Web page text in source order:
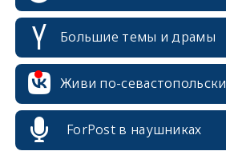
Большие темы и драмы
Живи по-севастопольски
ForPost в наушниках